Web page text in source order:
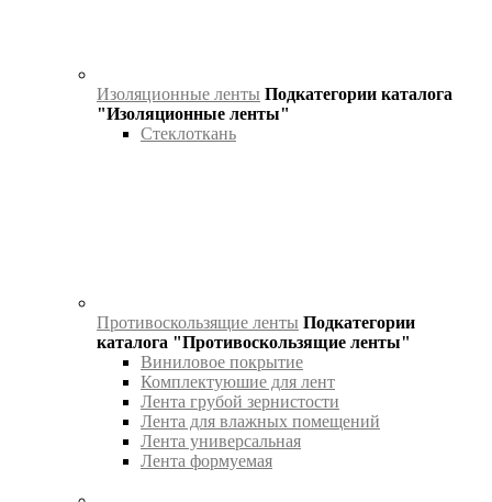
Изоляционные ленты Подкатегории каталога
"Изоляционные ленты"
Стеклоткань
Противоскользящие ленты Подкатегории
каталога "Противоскользящие ленты"
Виниловое покрытие
Комплектуюшие для лент
Лента грубой зернистости
Лента для влажных помещений
Лента универсальная
Лента формуемая